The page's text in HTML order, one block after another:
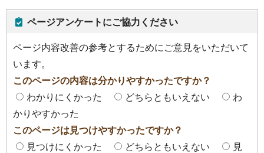
ページアンケートにご協力ください
ページ内容改善の参考とするためにご意見をいただいて
います。
このページの内容は分かりやすかったですか？
わかりにくかった
どちらともいえない
わ
かりやすかった
このページは見つけやすかったですか？
見つけにくかった
どちらともいえない
見